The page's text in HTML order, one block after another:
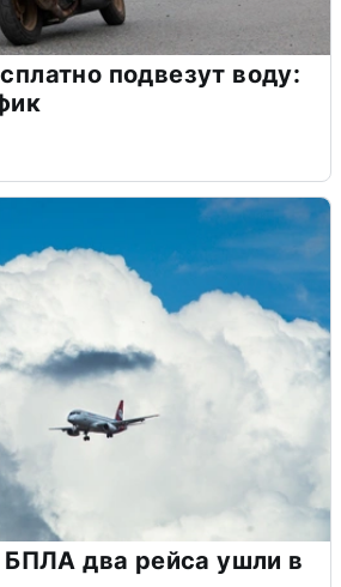
подвезут воду:
БПЛА два рейса ушли в